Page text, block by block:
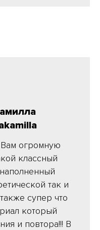
огромную
классный
так и
супер что
который
и повтора!!! В